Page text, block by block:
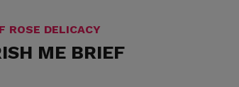
ROSE DELICACY
ME BRIEF